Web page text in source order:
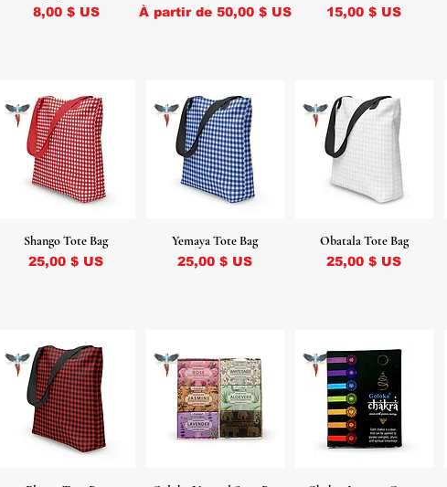
Prix
8,00 $ US À partir de 50,00 $ US
Prix promotionnel Prix
15,00 $ US
Shango Tote Bag
Prix
25,00 $ US
Yemaya Tote Bag
Prix
25,00 $ US
Obatala Tote Bag
Prix
25,00 $ US